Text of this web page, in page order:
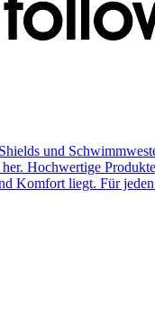
und
Hochwertige
Komfort liegt. Für